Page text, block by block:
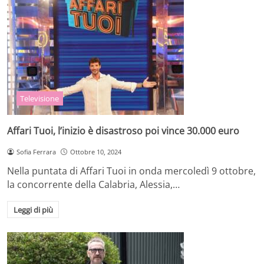
Televisione
Affari Tuoi, l’inizio è disastroso poi vince 30.000 euro
Sofia Ferrara Ottobre 10, 2024
Nella puntata di Affari Tuoi in onda mercoledì 9 ottobre,
la concorrente della Calabria, Alessia,…
Leggi di più